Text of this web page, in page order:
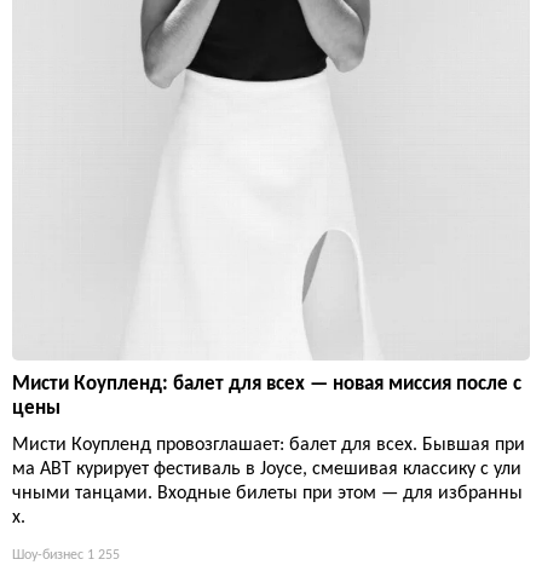
Мисти Коупленд: балет для всех — новая миссия после с
цены
Мисти Коупленд провозглашает: балет для всех. Бывшая при
ма ABT курирует фестиваль в Joyce, смешивая классику с ули
чными танцами. Входные билеты при этом — для избранны
х.
Шоу-бизнес 1 255